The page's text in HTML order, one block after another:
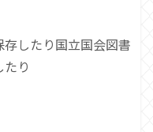
したり国立国会図書
り